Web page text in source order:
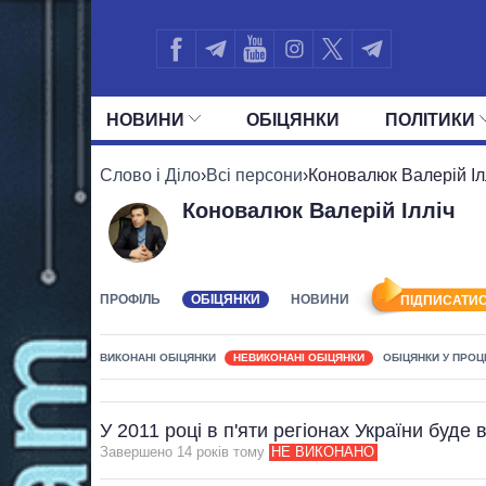
НОВИНИ ОБIЦЯНКИ ПОЛIТИКИ
УСІ ПОЛІТИКИ ПРЕЗИДЕНТ І
Слово і Діло›Всі персони›Коновалюк Валерій
Коновалюк Валерій Ілліч
ПРОФІЛЬ ОБІЦЯНКИ НОВИНИ
ВИКОНАНІ ОБІЦЯНКИ НЕВИКОНАНІ ОБІЦЯНКИ ОБІЦЯНКИ У
У 2011 році в п'яти регіонах України
Завершено 14 рокiв тому НЕ ВИКОНАНО